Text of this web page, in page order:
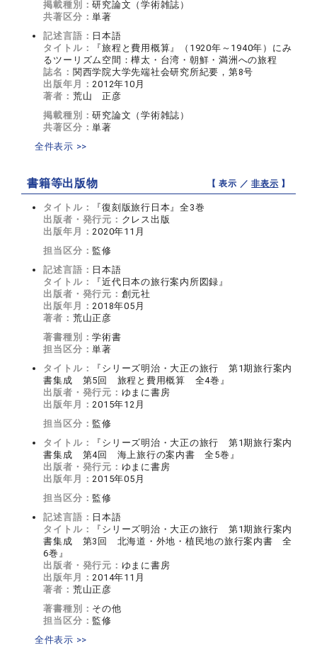
掲載種別：研究論文（学術雑誌）
共著区分：単著
記述言語： 日本語
タイトル：
『旅程と費用概算』（1920年～1940年）にみ
るツーリズム空間：樺太・台湾・朝鮮・満洲への旅程
誌名： 関西学院大学先端社会研究所紀要，第8号
出版年月：2012年10月
著者： 荒山 正彦
掲載種別：研究論文（学術雑誌）
共著区分：単著
全件表示 >>
書籍等出版物 【 表示 ／非表示 】
タイトル：
『復刻版旅行日本』全3巻
出版者・発行元： クレス出版
出版年月：2020年11月
担当区分： 監修
記述言語： 日本語
タイトル：
『近代日本の旅行案内所図録』
出版者・発行元： 創元社
出版年月：2018年05月
著者： 荒山正彦
著書種別：学術書
担当区分：単著
タイトル：
『シリーズ明治・大正の旅行 第1期旅行案内
書集成 第5回 旅程と費用概算 全4巻』
出版者・発行元： ゆまに書房
出版年月：2015年12月
担当区分： 監修
タイトル：
『シリーズ明治・大正の旅行 第1期旅行案内
書集成 第4回 海上旅行の案内書 全5巻』
出版者・発行元： ゆまに書房
出版年月：2015年05月
担当区分： 監修
記述言語： 日本語
タイトル：
『シリーズ明治・大正の旅行 第1期旅行案内
書集成 第3回 北海道・外地・植民地の旅行案内書 全
6巻』
出版者・発行元： ゆまに書房
出版年月：2014年11月
著者： 荒山正彦
著書種別： その他
担当区分： 監修
全件表示 >>